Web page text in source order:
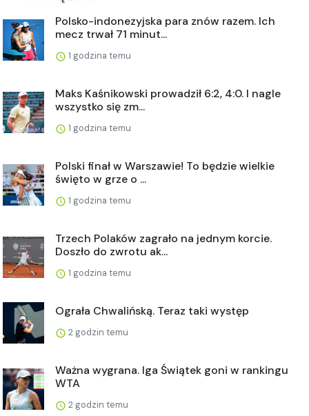
Polsko-indonezyjska para znów razem. Ich
mecz trwał 71 minut...
1 godzina temu
Maks Kaśnikowski prowadził 6:2, 4:0. I nagle
wszystko się zm...
1 godzina temu
Polski finał w Warszawie! To będzie wielkie
święto w grze o ...
1 godzina temu
Trzech Polaków zagrało na jednym korcie.
Doszło do zwrotu ak...
1 godzina temu
Ograła Chwalińską. Teraz taki występ
2 godzin temu
Ważna wygrana. Iga Świątek goni w rankingu
WTA
2 godzin temu